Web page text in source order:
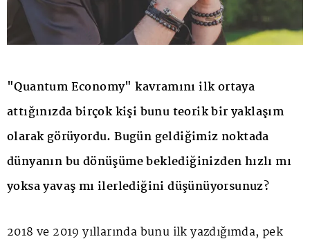
"Quantum Economy" kavramını ilk ortaya
attığınızda birçok kişi bunu teorik bir yaklaşım
olarak görüyordu. Bugün geldiğimiz noktada
dünyanın bu dönüşüme beklediğinizden hızlı mı
yoksa yavaş mı ilerlediğini düşünüyorsunuz?
2018 ve 2019 yıllarında bunu ilk yazdığımda, pek